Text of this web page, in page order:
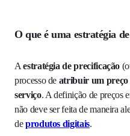
O que é uma estratégia
Aestratégia de precificação
processo de atribuir um preço
serviço. A definição de preços
não deve ser feita de maneira
deprodutos digitais.